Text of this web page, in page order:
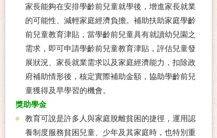
家長能夠在安排學齡前兒童就學後，增進家長就業
的可能性、減輕家庭經濟負擔。補助扶助家庭學齡
前兒童教育津貼，當學齡前兒童具有就讀幼兒園之
需求，即可申請學齡前兒童教育津貼，評估兒童發
展狀況、家長就業需求以及家庭經濟能力，扣除政
府補助情形後，核定實際補助金額，協助學齡前兒
童獲得及早學習的機會。
獎助學金
教育可說是許多人與家庭脫離貧困的捷徑，運用認
養制度服務貧困兒童、少年及其家庭時，也特別重